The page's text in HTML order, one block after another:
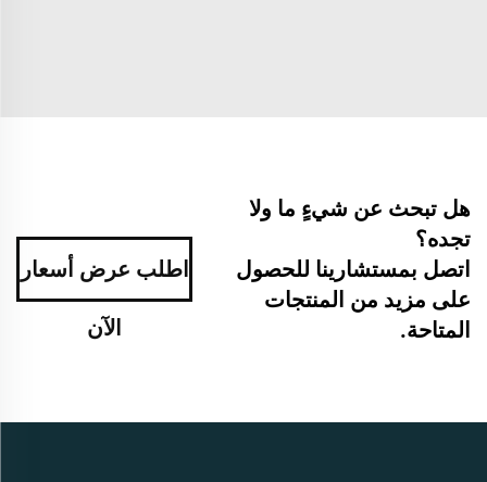
هل تبحث عن شيءٍ ما ولا
تجده؟
اتصل بمستشارينا للحصول
على مزيد من المنتجات
المتاحة.
اطلب عرض أسعار
الآن